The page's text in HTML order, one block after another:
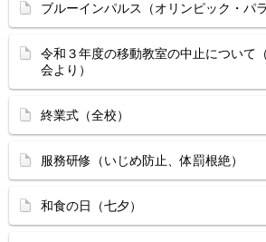
ブルーインパルス（オリンピック・パ
令和３年度の移動教室の中止について
会より）
終業式（全校）
服務研修（いじめ防止、体罰根絶）
和食の日（七夕）